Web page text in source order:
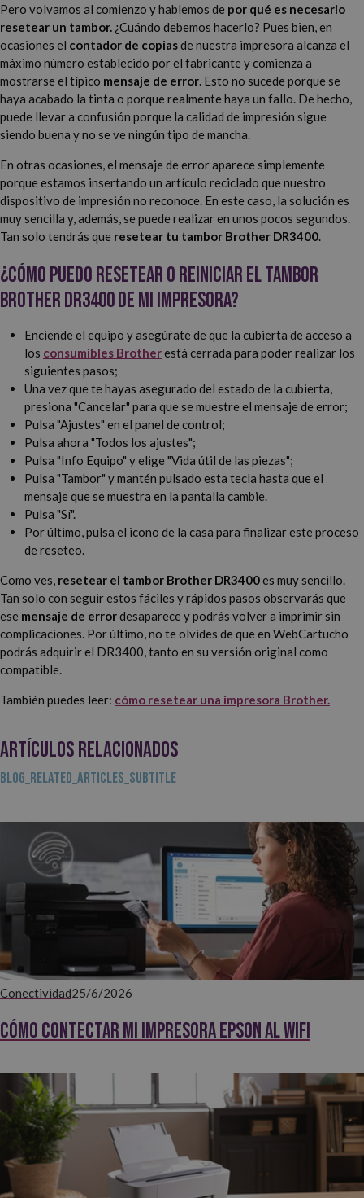
Pero volvamos al comienzo y hablemos de por qué es necesario
resetear un tambor. ¿Cuándo debemos hacerlo? Pues bien, en
ocasiones el contador de copiasde nuestra impresora alcanza el
máximo número establecido por el fabricante y comienza a
mostrarse el típico mensaje de error. Esto no sucede porque se
haya acabado la tinta o porque realmente haya un fallo. De hecho,
puede llevar a confusión porque la calidad de impresión sigue
siendo buena y no se ve ningún tipo de mancha.
En otras ocasiones, el mensaje de error aparece simplemente
porque estamos insertando un artículo reciclado que nuestro
dispositivo de impresión no reconoce. En este caso, la solución es
muy sencilla y, además, se puede realizar en unos pocos segundos.
Tan solo tendrás que resetear tu tambor Brother DR3400.
¿Cómo puedo resetear o reiniciar el tambor
Brother DR3400 de mi impresora?
Enciende el equipo y asegúrate de que la cubierta de acceso a
los consumibles Brotherestá cerrada para poder realizar los
siguientes pasos;
Una vez que te hayas asegurado del estado de la cubierta,
presiona "Cancelar" para que se muestre el mensaje de error;
Pulsa "Ajustes" en el panel de control;
Pulsa ahora "Todos los ajustes";
Pulsa "Info Equipo" y elige "Vida útil de las piezas";
Pulsa "Tambor" y mantén pulsado esta tecla hasta que el
mensaje que se muestra en la pantalla cambie.
Pulsa "Sí".
Por último, pulsa el icono de la casa para finalizar este proceso
de reseteo.
Como ves, resetear el tambor Brother DR3400es muy sencillo.
Tan solo con seguir estos fáciles y rápidos pasos observarás que
ese mensaje de errordesaparece y podrás volver a imprimir sin
complicaciones. Por último, no te olvides de que en WebCartucho
podrás adquirir el DR3400, tanto en su versión original como
compatible.
También puedes leer: cómo resetear una impresora Brother.
ARTÍCULOS RELACIONADOS
BLOG_RELATED_ARTICLES_SUBTITLE
Conectividad25/6/2026
Cómo contectar mi impresora EPSON al WiFi